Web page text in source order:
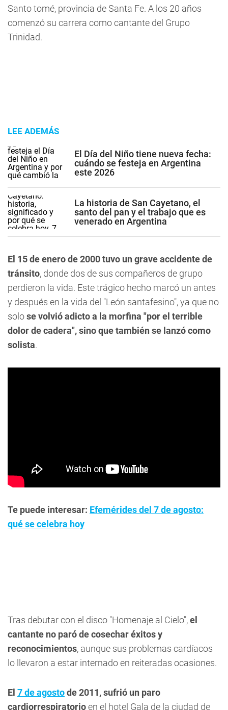
Santo tomé, provincia de Santa Fe. A los 20 años
comenzó su carrera como cantante del Grupo
Trinidad.
LEE ADEMÁS
El Día del Niño tiene nueva fecha:
cuándo se festeja en Argentina
este 2026
La historia de San Cayetano, el
santo del pan y el trabajo que es
venerado en Argentina
El 15 de enero de 2000 tuvo un grave accidente de
tránsito, donde dos de sus compañeros de grupo
perdieron la vida. Este trágico hecho marcó un antes
y después en la vida del "León santafesino", ya que no
solose volvió adicto a la morfina "por el terrible
dolor de cadera", sino que también se lanzó como
solista.
Te puede interesar: Efemérides del 7 de agosto:
qué se celebra hoy
Tras debutar con el disco "Homenaje al Cielo",el
cantante no paró de cosechar éxitos y
reconocimientos, aunque sus problemas cardíacos
lo llevaron a estar internado en reiteradas ocasiones.
El 7 de agostode 2011, sufrió un paro
cardiorrespiratorioen el hotel Gala de la ciudad de